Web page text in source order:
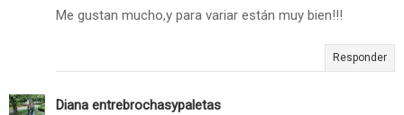
Me gustan mucho,y para variar están muy bien!!!
Responder
Diana entrebrochasypaletas